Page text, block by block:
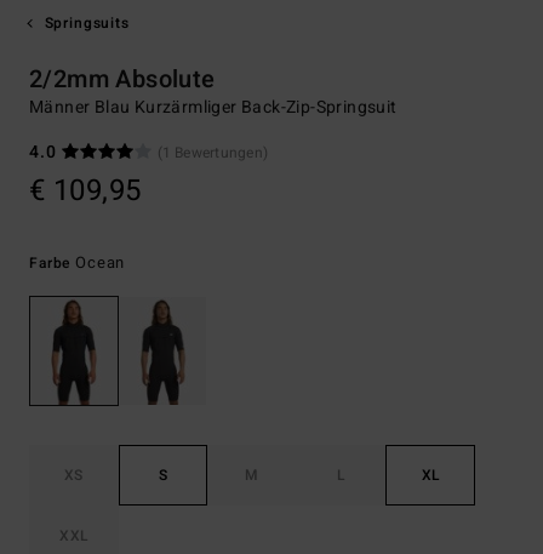
Springsuits
2/2mm Absolute
Männer Blau Kurzärmliger Back-Zip-Springsuit
4.0
(1 Bewertungen)
€ 109,95
Farbe Ocean
XS S M L XL
XXL